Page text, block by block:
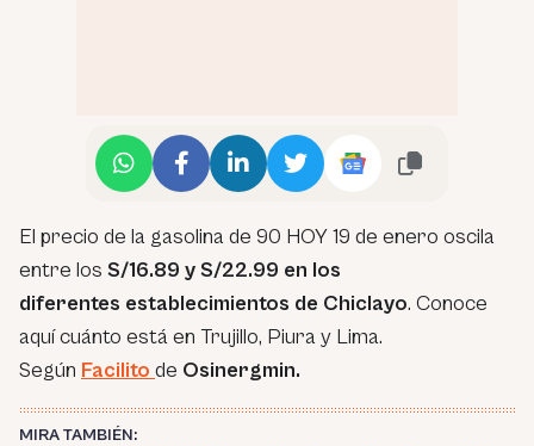
El precio de la gasolina de 90 HOY 19 de enero oscila
entre los S/16.89 y S/22.99 en los
diferentes establecimientos de Chiclayo. Conoce
aquí cuánto está en Trujillo, Piura y Lima.
Según Facilito de Osinergmin.
MIRA TAMBIÉN: